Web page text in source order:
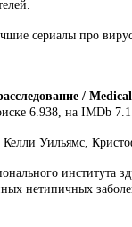
/
6.938, на IMDb
Уильямс,
института
нетипичных